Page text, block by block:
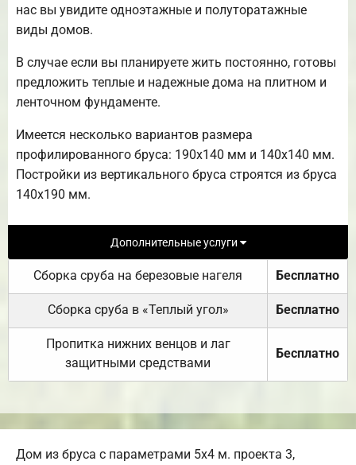
нас вы увидите одноэтажные и полуторатажные
виды домов.
В случае если вы планируете жить постоянно, готовы
предложить теплые и надежные дома на плитном и
ленточном фундаменте.
Имеется несколько вариантов размера
профилированного бруса: 190х140 мм и 140х140 мм.
Постройки из вертикального бруса строятся из бруса
140х190 мм.
Дополнительные услуги
Сборка сруба на березовые нагеля Бесплатно
Сборка сруба в «Теплый угол» Бесплатно
Пропитка нижних венцов и лаг
защитными средствами
Бесплатно
Дом из бруса с параметрами 5х4 м. проекта 3,